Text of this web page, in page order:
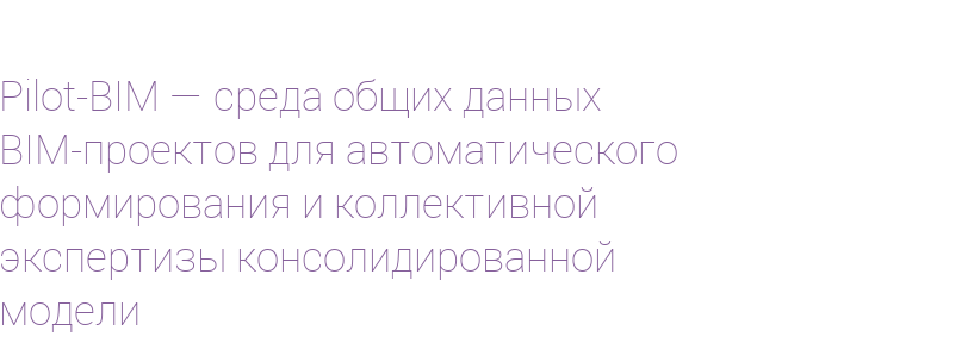
Pilot-BIM — среда общих данных
BIM-проектов для автоматического
формирования и коллективной
экспертизы консолидированной
модели